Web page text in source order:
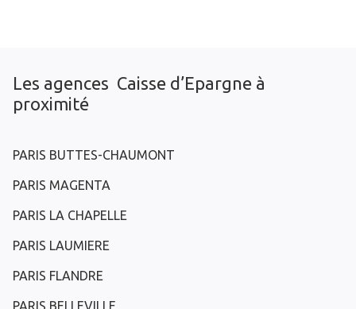
Les agences Caisse d’Epargne à
proximité
PARIS BUTTES-CHAUMONT
PARIS MAGENTA
PARIS LA CHAPELLE
PARIS LAUMIERE
PARIS FLANDRE
PARIS BELLEVILLE